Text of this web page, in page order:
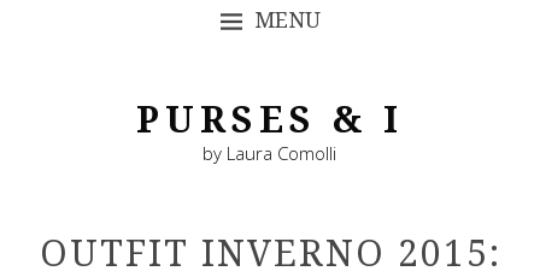
MENU
PURSES & I
by Laura Comolli
OUTFIT INVERNO 2015: